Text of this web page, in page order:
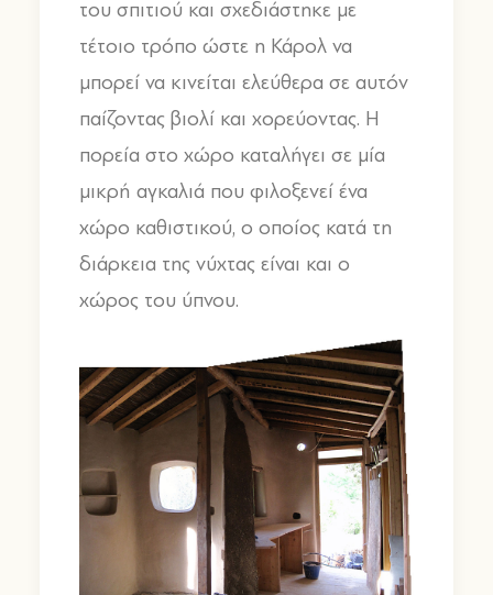
του σπιτιού και σχεδιάστηκε με
τέτοιο τρόπο ώστε η Κάρολ να
μπορεί να κινείται ελεύθερα σε αυτόν
παίζοντας βιολί και χορεύοντας. Η
πορεία στο χώρο καταλήγει σε μία
μικρή αγκαλιά που φιλοξενεί ένα
χώρο καθιστικού, ο οποίος κατά τη
διάρκεια της νύχτας είναι και ο
χώρος του ύπνου.